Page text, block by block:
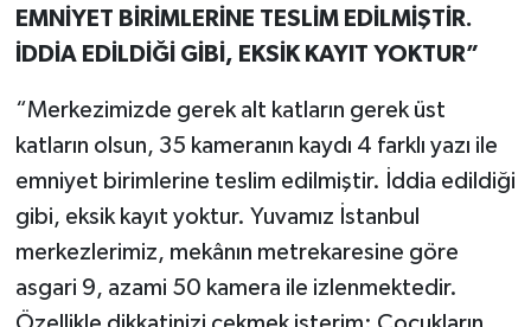
EMNİYET BİRİMLERİNE TESLİM EDİLMİŞTİR.
İDDİA EDİLDİĞİ GİBİ, EKSİK KAYIT YOKTUR”
“Merkezimizde gerek alt katların gerek üst
katların olsun, 35 kameranın kaydı 4 farklı yazı ile
emniyet birimlerine teslim edilmiştir. İddia edildiği
gibi, eksik kayıt yoktur. Yuvamız İstanbul
merkezlerimiz, mekânın metrekaresine göre
asgari 9, azami 50 kamera ile izlenmektedir.